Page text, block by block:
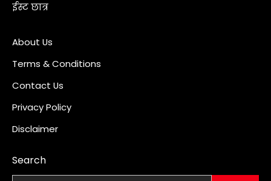
ईस्ट छात्र
About Us
Terms & Conditions
Contact Us
Privacy Policy
Disclaimer
Search